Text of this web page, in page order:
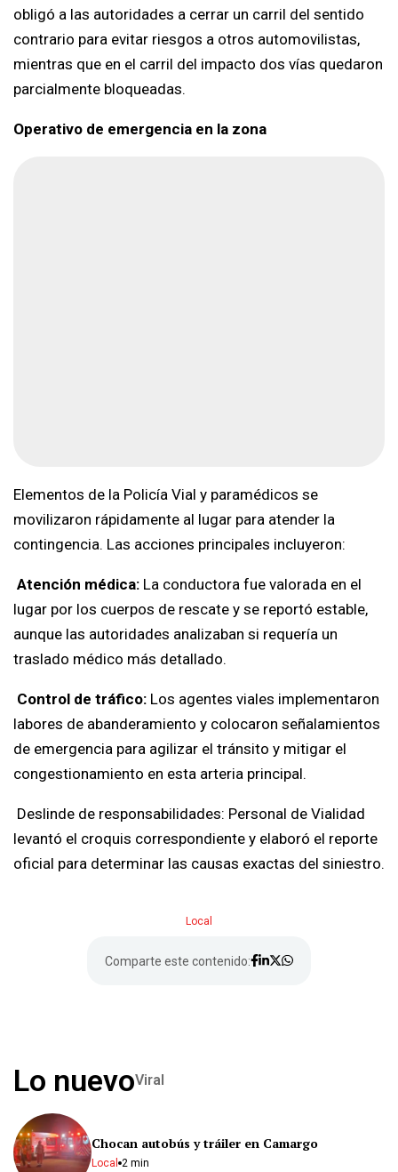
obligó a las autoridades a cerrar un carril del sentido
contrario para evitar riesgos a otros automovilistas,
mientras que en el carril del impacto dos vías quedaron
parcialmente bloqueadas.
Operativo de emergencia en la zona
Elementos de la Policía Vial y paramédicos se
movilizaron rápidamente al lugar para atender la
contingencia. Las acciones principales incluyeron:
Atención médica: La conductora fue valorada en el
lugar por los cuerpos de rescate y se reportó estable,
aunque las autoridades analizaban si requería un
traslado médico más detallado.
Control de tráfico: Los agentes viales implementaron
labores de abanderamiento y colocaron señalamientos
de emergencia para agilizar el tránsito y mitigar el
congestionamiento en esta arteria principal.
Deslinde de responsabilidades: Personal de Vialidad
levantó el croquis correspondiente y elaboró el reporte
oficial para determinar las causas exactas del siniestro.
Comparte este contenido:
Local
Lo nuevoViral
Chocan autobús y tráiler en Camargo
Local 2 min